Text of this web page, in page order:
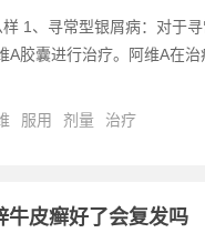
1、寻常型银屑病：对于
A胶囊进行治疗。阿维A在
服用 剂量 治疗
牛皮癣好了会复发吗